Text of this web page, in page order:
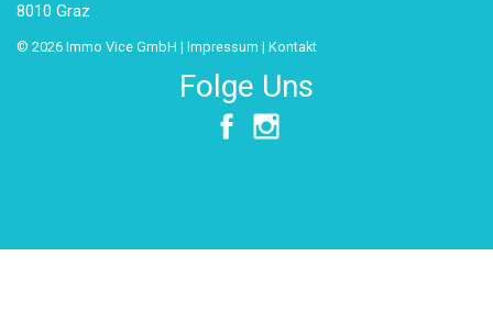
8010 Graz
© 2026 Immo Vice GmbH | Impressum | Kontakt
Folge Uns